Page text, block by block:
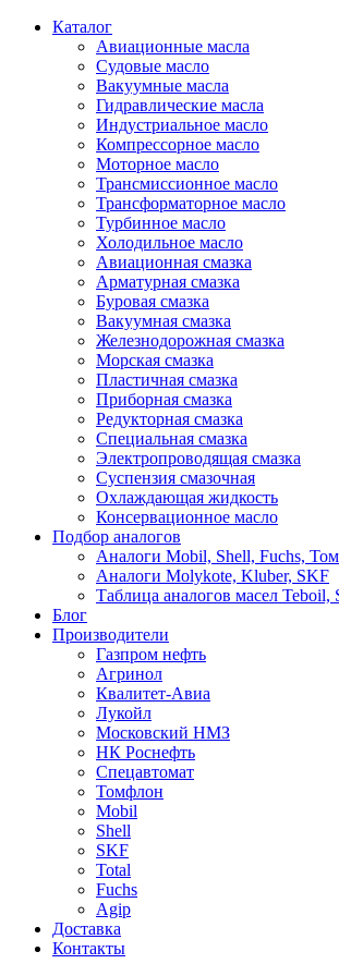
Каталог
Авиационные масла
Судовые масло
Вакуумные масла
Гидравлические масла
Индустриальное масло
Компрессорное масло
Моторное масло
Трансмиссионное масло
Трансформаторное масло
Турбинное масло
Холодильное масло
Авиационная смазка
Арматурная смазка
Буровая смазка
Вакуумная смазка
Железнодорожная смазка
Морская смазка
Пластичная смазка
Приборная смазка
Редукторная смазка
Специальная смазка
Электропроводящая смазка
Суспензия смазочная
Охлаждающая жидкость
Консервационное масло
Подбор аналогов
Аналоги Mobil, Shell, Fuchs,
Аналоги Molykote, Kluber, SKF
Таблица аналогов масел
Блог
Производители
Газпром нефть
Агринол
Квалитет-Авиа
Лукойл
Московский НМЗ
НК Роснефть
Спецавтомат
Томфлон
Mobil
Shell
SKF
Total
Fuchs
Agip
Доставка
Контакты